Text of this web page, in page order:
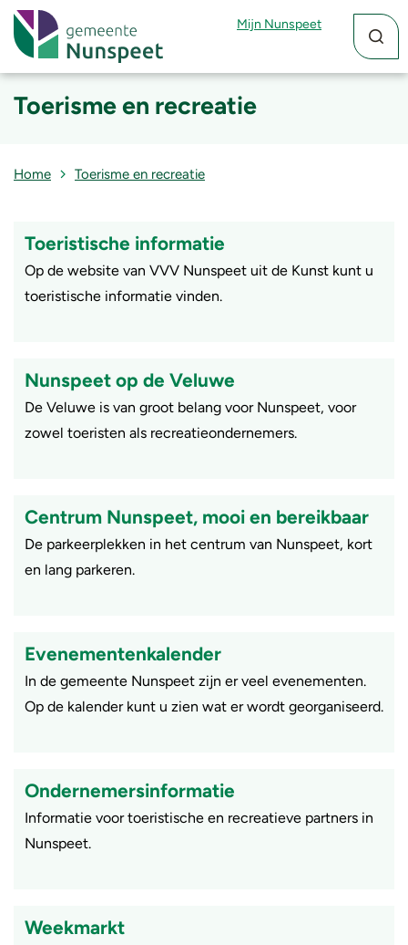
Mijn Nunspeet
Toerisme en recreatie
Home Toerisme en recreatie
Toeristische informatie
Op de website van VVV Nunspeet uit de Kunst kunt u
toeristische informatie vinden.
Nunspeet op de Veluwe
De Veluwe is van groot belang voor Nunspeet, voor
zowel toeristen als recreatieondernemers.
Centrum Nunspeet, mooi en bereikbaar
De parkeerplekken in het centrum van Nunspeet, kort
en lang parkeren.
Evenementenkalender
In de gemeente Nunspeet zijn er veel evenementen.
Op de kalender kunt u zien wat er wordt georganiseerd.
Ondernemersinformatie
Informatie voor toeristische en recreatieve partners in
Nunspeet.
Weekmarkt